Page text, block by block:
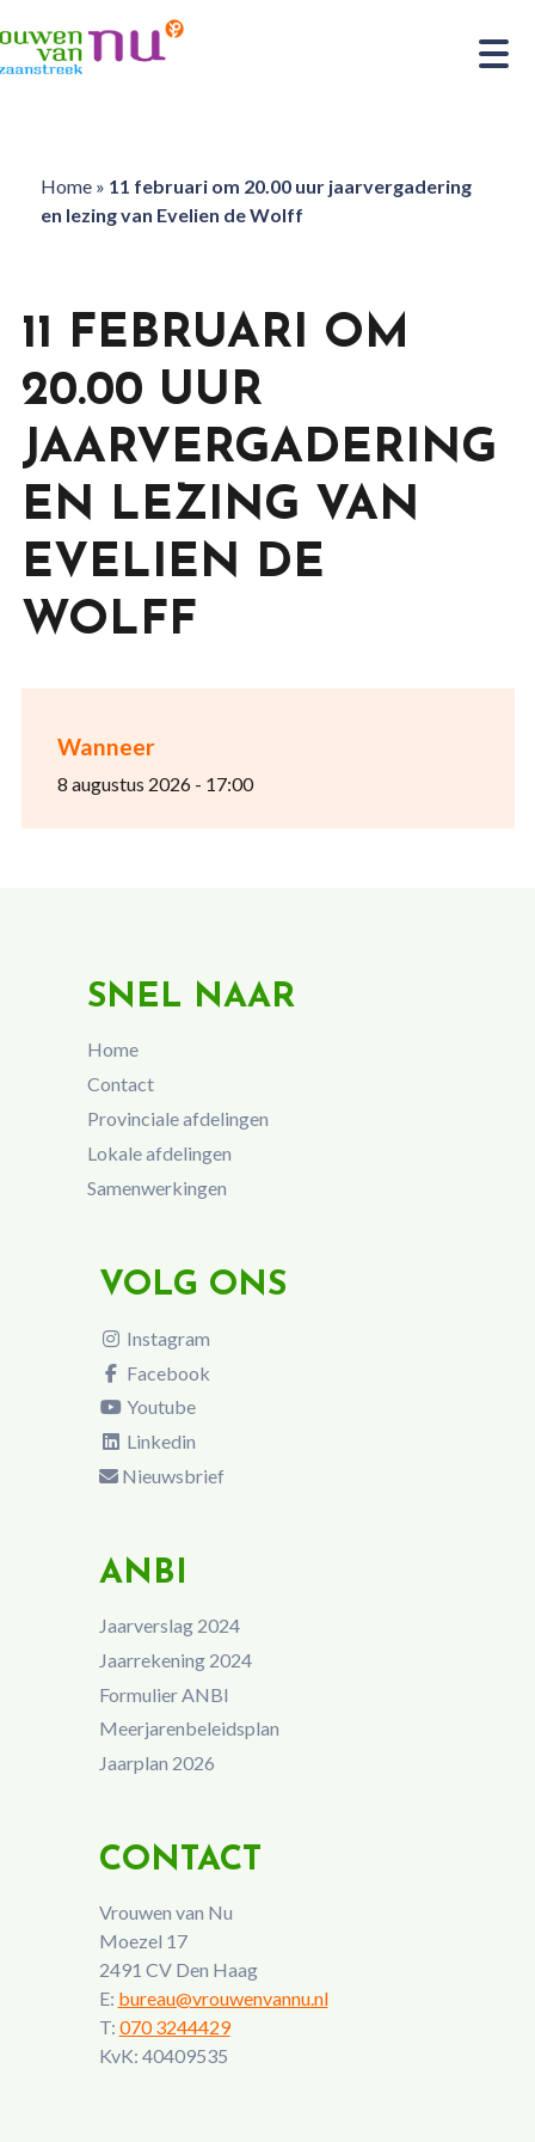
Home» 11 februari om 20.00 uur jaarvergadering
en lezing van Evelien de Wolff
Wanneer
8 augustus 2026 - 17:00
11 FEBRUARI OM
20.00 UUR
JAARVERGADERING
EN LEZING VAN
EVELIEN DE
WOLFF
SNEL NAAR
Home
Contact
Provinciale afdelingen
Lokale afdelingen
Samenwerkingen
VOLG ONS
Instagram
Facebook
Youtube
Linkedin
Nieuwsbrief
ANBI
Jaarverslag 2024
Jaarrekening 2024
Formulier ANBI
Meerjarenbeleidsplan
Jaarplan 2026
CONTACT
Vrouwen van Nu
Moezel 17
2491 CV Den Haag
E: bureau@vrouwenvannu.nl
T: 070 3244429
KvK: 40409535